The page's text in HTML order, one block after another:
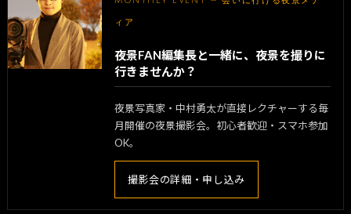
ィア
夜景FAN編集長と一緒に、夜景を撮りに
行きませんか？
夜景写真家・中村勇太が直接レクチャーする毎
月開催の夜景撮影会。初心者歓迎・スマホ参加
OK。
撮影会の詳細・申し込み